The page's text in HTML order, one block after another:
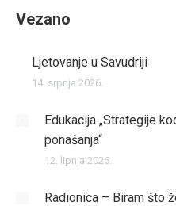
Vezano
Ljetovanje u Savudriji
14. srpnja 2026.
Edukacija „Strategije
ponašanja“
12. lipnja 2026.
Radionica – Biram što